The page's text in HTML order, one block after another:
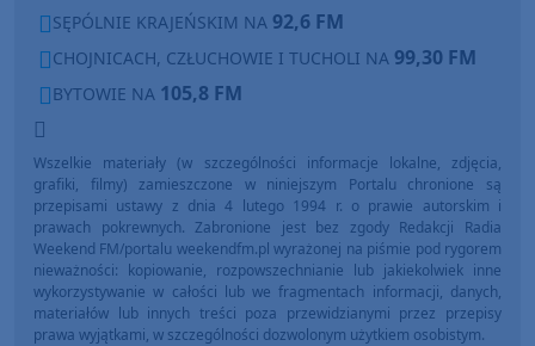
SĘPÓLNIE KRAJEŃSKIM NA 92,6 FM
CHOJNICACH, CZŁUCHOWIE I TUCHOLI NA 99,30 FM
BYTOWIE NA 105,8 FM
Wszelkie materiały (w szczególności informacje lokalne, zdjęcia,
grafiki, filmy) zamieszczone w niniejszym Portalu chronione są
przepisami ustawy z dnia 4 lutego 1994 r. o prawie autorskim i
prawach pokrewnych. Zabronione jest bez zgody Redakcji Radia
Weekend FM/portalu weekendfm.pl wyrażonej na piśmie pod rygorem
nieważności: kopiowanie, rozpowszechnianie lub jakiekolwiek inne
wykorzystywanie w całości lub we fragmentach informacji, danych,
materiałów lub innych treści poza przewidzianymi przez przepisy
prawa wyjątkami, w szczególności dozwolonym użytkiem osobistym.